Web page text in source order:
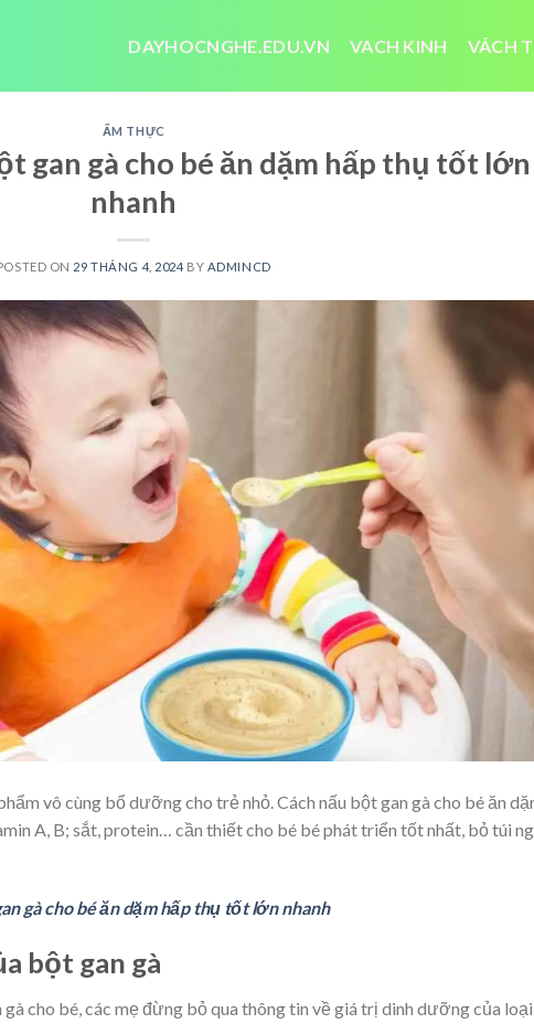
DAYHOCNGHE.EDU.VN VACH KINH VÁCH
ẨM THỰC
gan gà cho bé ăn dặm hấp thụ tốt lớn
nhanh
ON 29 THÁNG 4, 2024 BY ADMINCD
vô cùng bổ dưỡng cho trẻ nhỏ. Cách nấu bột gan gà cho bé ăn
A, B; sắt, protein… cần thiết cho bé bé phát triển tốt nhất, bỏ túi
gà cho bé ăn dặm hấp thụ tốt lớn nhanh
bột gan gà
cho bé, các mẹ đừng bỏ qua thông tin về giá trị dinh dưỡng của loại